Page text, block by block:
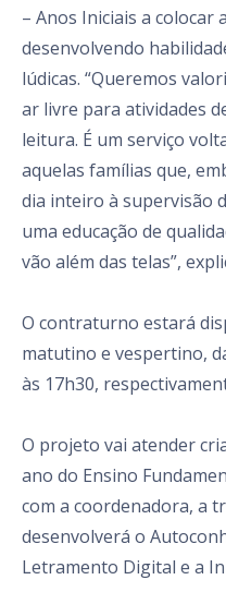
– Anos Iniciais a colocar
desenvolvendo
lúdicas. “Queremos
ar livre para atividades
leitura. É um serviço
aquelas famílias que,
dia inteiro à supervisão
uma educação de
vão além das telas”,
O contraturno estará
matutino e vespertino,
às 17h30,
O projeto vai atender
ano do Ensino
com a coordenadora, a
desenvolverá o
Letramento Digital e a